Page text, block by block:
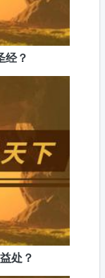
经？
处？